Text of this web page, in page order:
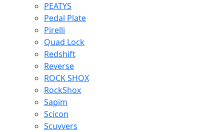
PEATYS
Pedal Plate
Pirelli
Quad Lock
Redshift
Reverse
ROCK SHOX
RockShox
Sapim
Scicon
Scuvvers